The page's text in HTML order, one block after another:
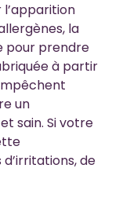
la
pour prendre
à partir
un
sain. Si votre
de